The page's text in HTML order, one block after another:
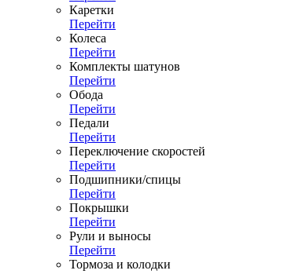
Каретки
Перейти
Колеса
Перейти
Комплекты шатунов
Перейти
Обода
Перейти
Педали
Перейти
Переключение скоростей
Перейти
Подшипники/спицы
Перейти
Покрышки
Перейти
Рули и выносы
Перейти
Тормоза и колодки